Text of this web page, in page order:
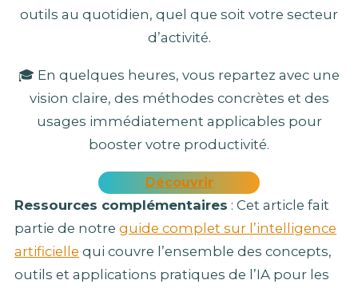
outils au quotidien, quel que soit votre secteur
d’activité.
🎓 En quelques heures, vous repartez avec une
vision claire, des méthodes concrètes et des
usages immédiatement applicables pour
booster votre productivité.
Découvrir
Ressources complémentaires : Cet article fait
partie de notre guide complet sur l’intelligence
artificielle qui couvre l’ensemble des concepts,
outils et applications pratiques de l’IA pour les